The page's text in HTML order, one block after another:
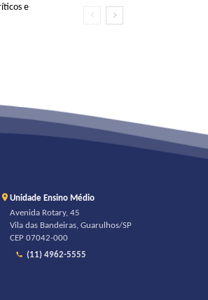
e
Unidade Ensino Médio
Avenida Rotary, 45
Vila das Bandeiras, Guarulhos/SP
CEP 07042-000
(11) 4962-5555